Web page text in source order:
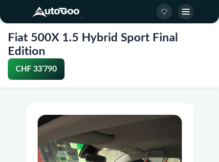
Fiat 500X 1.5 Hybrid Sport Final
Edition
CHF 33'790